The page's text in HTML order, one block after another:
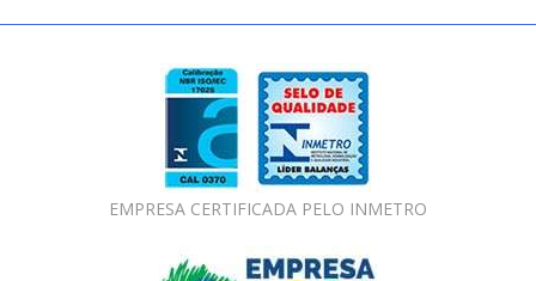
EMPRESA CERTIFICADA PELO INMETRO